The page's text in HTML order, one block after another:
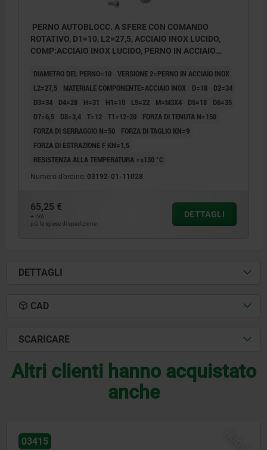
PERNO AUTOBLOCC. A SFERE CON COMANDO
ROTATIVO, D1=10, L2=27,5, ACCIAIO INOX LUCIDO,
COMP:ACCIAIO INOX LUCIDO, PERNO IN ACCIAIO
DIAMETRO DEL PERNO=10 VERSIONE 2=PERNO IN ACCIAIO INOX
L2=27,5
MATERIALE COMPONENTE=ACCIAIO INOX D=18
D2=34
D3=34
D4=28 H=31 H1=10 L5=22 M=M3X4 D5=18
D6=35
D7=6,5
D8=3,4 T=12 T1=12-20
FORZA DI TENUTA N=150
FORZA DI SERRAGGIO N=50
FORZA DI TAGLIO KN=9
FORZA DI ESTRAZIONE F KN=1,5
RESISTENZA ALLA TEMPERATURA =≤130 °C
Numero d’ordine: 03192-01-11028
65,25 €
+ IVA
più le spese di spedizione
DETTAGLI
DETTAGLI
CAD
SCARICARE
Altri clienti hanno acquistato
anche
03418